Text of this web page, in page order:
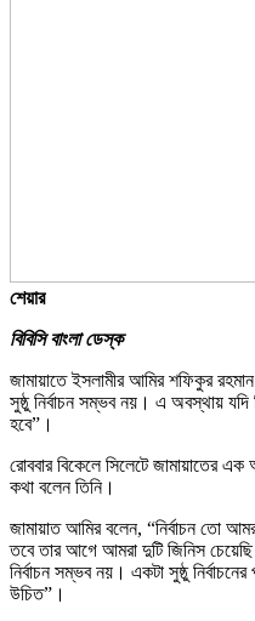
শেয়ার
বিবিসি বাংলা ডেস্ক
জামায়াতে ইসলামীর আমির শফিকুর
সুষ্ঠু নির্বাচন সম্ভব নয়। এ অবস্থায় যদি
হবে”।
রোববার বিকেলে সিলেটে জামায়াতের এক
কথা বলেন তিনি।
জামায়াত আমির বলেন, “নির্বাচন তো
তবে তার আগে আমরা দুটি জিনিস
নির্বাচন সম্ভব নয়। একটা সুষ্ঠু নির্বাচনের
উচিত”।